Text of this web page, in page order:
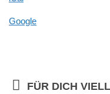
Boys
Google
FÜR DICH